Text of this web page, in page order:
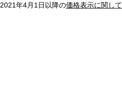
2021年4月1日以降の価格表示に関して